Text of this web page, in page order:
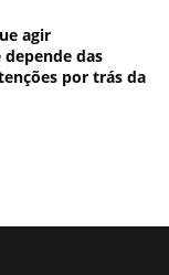
agir
das
por trás da